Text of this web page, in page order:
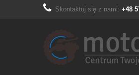
Skontaktuj się z nami: +48